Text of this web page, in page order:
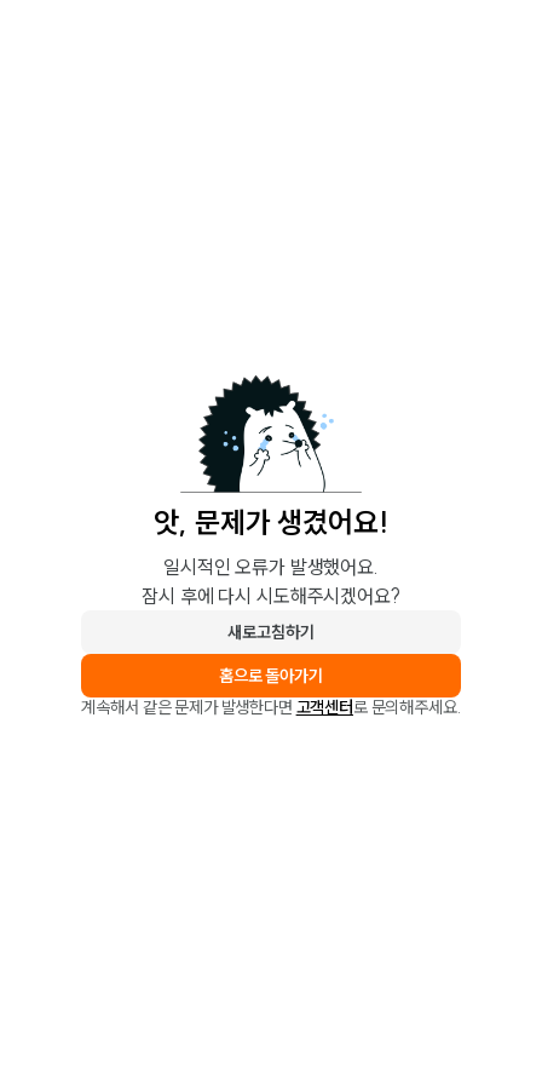
앗, 문제가 생겼어요!
일시적인 오류가 발생했어요.
잠시 후에 다시 시도해주시겠어요?
새로고침하기
홈으로 돌아가기
계속해서 같은 문제가 발생한다면 고객센터로 문의해주세요.